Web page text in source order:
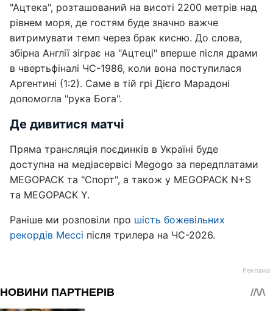
"Ацтека", розташований на висоті 2200 метрів над
рівнем моря, де гостям буде значно важче
витримувати темп через брак кисню. До слова,
збірна Англії зіграє на "Ацтеці" вперше після драми
в чвертьфіналі ЧС-1986, коли вона поступилася
Аргентині (1:2). Саме в тій грі Дієго Марадоні
допомогла "рука Бога".
Де дивитися матчі
Пряма трансляція поєдинків в Україні буде
доступна на медіасервісі Megogo за передплатами
MEGOPACK та "Спорт", а також у MEGOPACK N+S
та MEGOPACK Y.
Раніше ми розповіли про шість божевільних
рекордів Мессі після трилера на ЧС-2026.